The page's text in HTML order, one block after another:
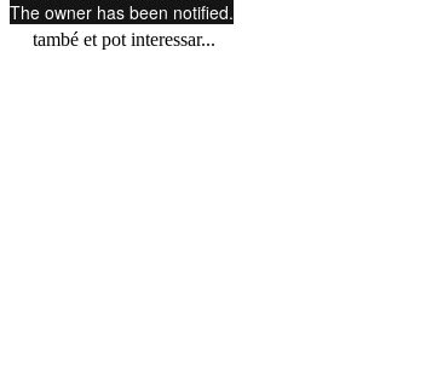
també et pot interessar...